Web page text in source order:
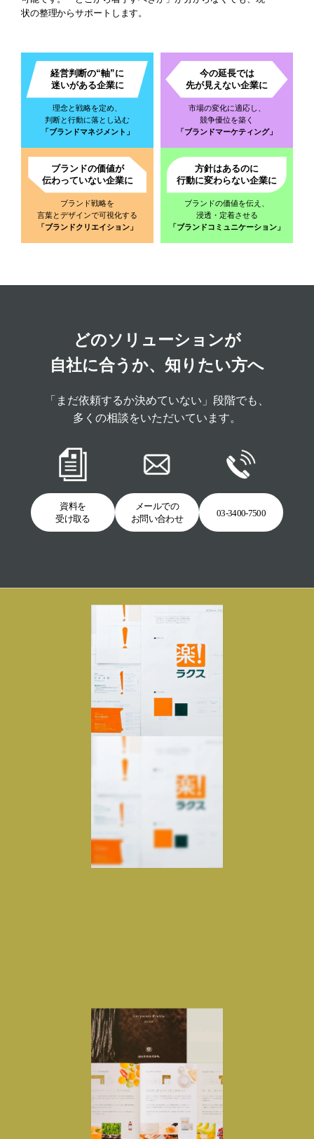
状の整理からサポートします。
経営判断の“軸”に
迷いがある企業に
理念と戦略を定め、
判断と行動に落とし込む
「ブランドマネジメント」
今の延長では
先が見えない企業に
市場の変化に適応し、
競争優位を築く
「ブランドマーケティング」
ブランドの価値が
伝わっていない企業に
ブランド戦略を
言葉とデザインで可視化する
「ブランドクリエイション」
方針はあるのに
行動に変わらない企業に
ブランドの価値を伝え、
浸透・定着させる
「ブランドコミュニケーション」
どのソリューションが
自社に合うか、知りたい方へ
「まだ依頼するか決めていない」段階でも、
多くの相談をいただいています。
資料を
受け取る
メールでの
お問い合わせ
03-3400-7500